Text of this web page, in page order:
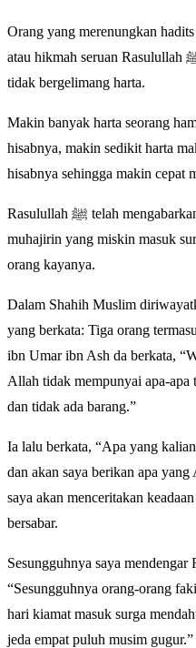
Orang yang merenungkan
atau hikmah seruan Rasulullah ﷺ kepada kaum muslimin untuk
tidak bergelimang harta.
Makin banyak harta seorang
hisabnya, makin sedikit harta
hisabnya sehingga makin cepat
Rasulullah ﷺ telah mengabarkan kepada kita bahwa kaum
muhajirin yang miskin masuk
orang kayanya.
Dalam Shahih Muslim
yang berkata: Tiga orang
ibn Umar ibn Ash da berkata,
Allah tidak mempunyai apa-apa
dan tidak ada barang.”
Ia lalu berkata, “Apa yang
dan akan saya berikan apa
saya akan menceritakan
bersabar.
Sesungguhnya saya mendengar
“Sesungguhnya orang-orang
hari kiamat masuk surga
jeda empat puluh musim